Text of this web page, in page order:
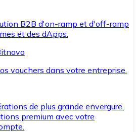
B2B d'on-ramp et d'off-ramp
et des dApps.
vouchers dans votre entreprise.
de plus grande envergure.
premium avec votre